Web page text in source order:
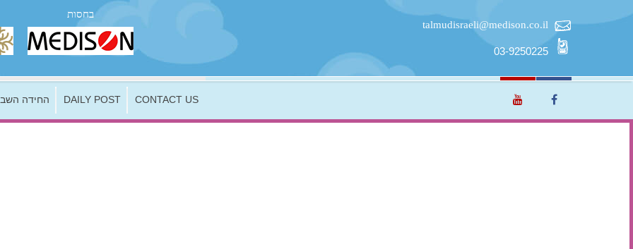
בחסות
talmudisraeli@medison.co.il
03-9250225
החידה DAILY POST CONTACT US